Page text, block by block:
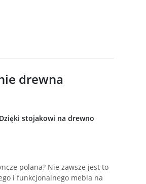
drewna
stojakowi na drewno
polana? Nie zawsze jest to
i funkcjonalnego mebla na